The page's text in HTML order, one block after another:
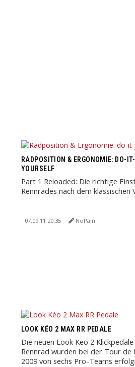
RADPOSITION & ERGONOMIE: DO-IT-
YOURSELF
Part 1 Reloaded: Die richtige
Rennrades nach dem klassischen
07.09.11 20:35 NoPain
LOOK KÉO 2 MAX RR PEDALE
Die neuen Look Keo 2
Rennrad wurden bei der Tour de
2009 von sechs Pro-Teams